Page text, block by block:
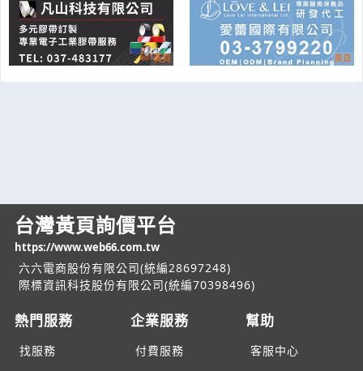
台灣黃頁詢價平台
https://www.web66.com.tw
六六電商股份有限公司(統編28697248)
際標資訊科技股份有限公司(統編70398496)
熱門服務
找服務
企業服務
付費服務
幫助
客服中心